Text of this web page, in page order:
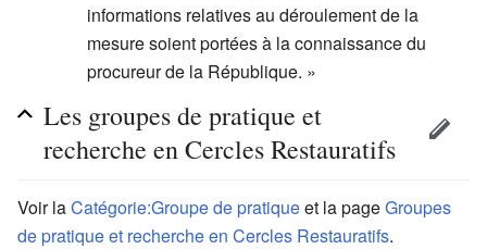
informations relatives au déroulement de la
mesure soient portées à la connaissance du
procureur de la République. »
Les groupes de pratique et
recherche en Cercles Restauratifs
Voir laCatégorie:Groupe de pratiqueet la pageGroupes
de pratique et recherche en Cercles Restauratifs.